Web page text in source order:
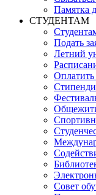
Памятка
СТУДЕНТАМ
Подать
Летний
Оплатить
Совет